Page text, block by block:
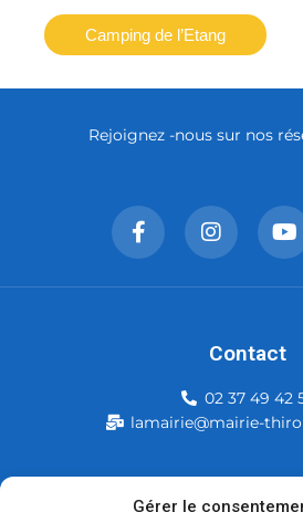
Gérer le
Camping de l’Etang
Mairie de Thiron-
Rejoignez -nous sur nos
Contact
02 37 49 42
lamairie@mairie-